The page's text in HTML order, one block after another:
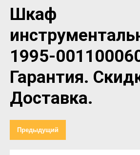
Шкаф
1995-
Гарантия.
Доставка.
Предыдущий